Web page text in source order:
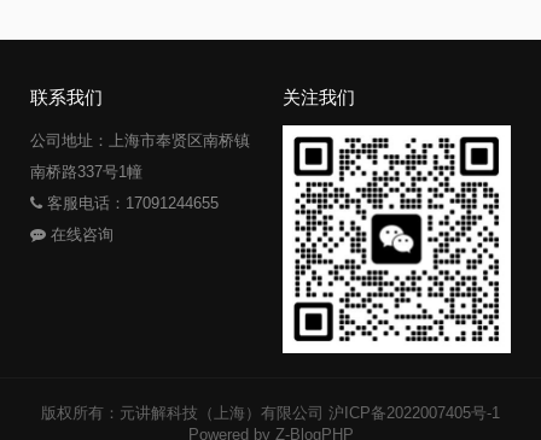
联系我们
公司地址：上海市奉贤区南桥镇
南桥路337号1幢
客服电话：17091244655
在线咨询
关注我们
版权所有：元讲解科技（上海）有限公司 沪ICP备2022007405号-1
Powered by Z-BlogPHP